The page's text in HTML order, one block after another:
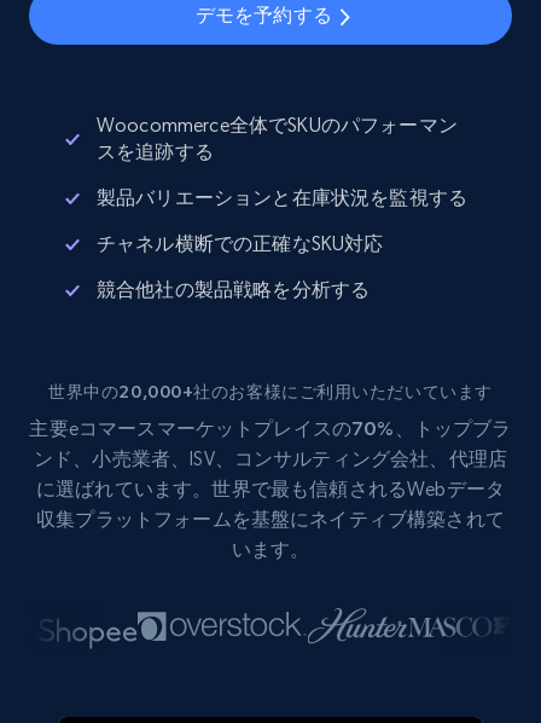
デモを予約する
Woocommerce全体でSKUのパフォーマン
スを追跡する
製品バリエーションと在庫状況を監視する
チャネル横断での正確なSKU対応
競合他社の製品戦略を分析する
世界中の20,000+社のお客様にご利用いただいています
主要eコマース マーケットプレイスの70% 、トップブラ
ンド、小売業者、ISV、コンサルティング会社、代理店
に選ばれています。世界で最も信頼されるWebデータ
収集プラットフォームを基盤にネイティブ構築されて
います。